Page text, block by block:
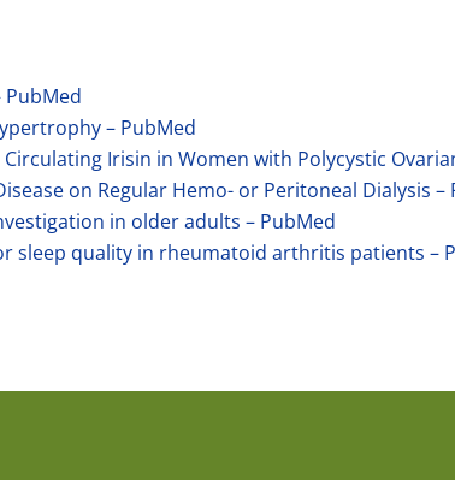
PubMed
– PubMed
Irisin in Women with Polycystic
on Regular Hemo- or Peritoneal Dialysis –
in older adults – PubMed
sleep quality in rheumatoid arthritis patients –